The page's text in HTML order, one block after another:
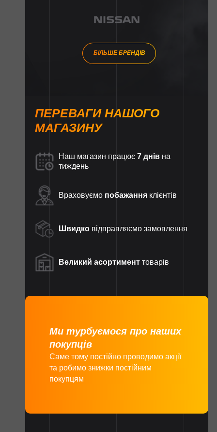
БІЛЬШЕ БРЕНДІВ
ПЕРЕВАГИ НАШОГО
МАГАЗИНУ
Наш магазин працює 7 днів на
тиждень
Враховуємо побажання клієнтів
Швидко відправляємо замовлення
Великий асортимент товарів
Ми турбуємося про наших
покупців
Саме тому постійно проводимо акції
та робимо знижки постійним
покупцям